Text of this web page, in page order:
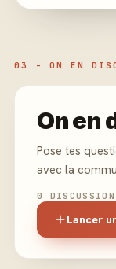
03 - ON EN
On en
Pose tes
avec la
0 DISCUSSION
Lancer